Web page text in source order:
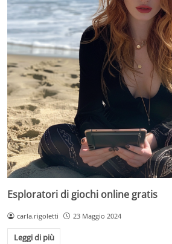
Esploratori di giochi online gratis
carla.rigoletti 23 Maggio 2024
Leggi di più